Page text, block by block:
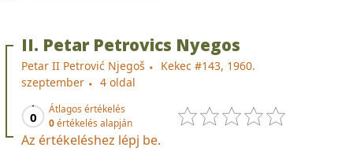
II. Petar Petrovics Nyegos
Petar II Petrović Njegoš
Kekec #143, 1960.
szeptember
4 oldal
0
Átlagos értékelés
0értékelés alapján
Az értékeléshez lépj be.